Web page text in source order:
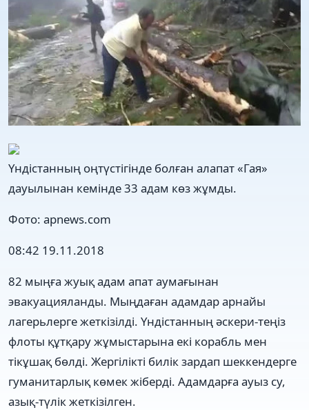
Үндістанның оңтүстігінде болған алапат «Гая»
дауылынан кемінде 33 адам көз жұмды.
Фото: apnews.com
08:42 19.11.2018
82 мыңға жуық адам апат аумағынан
эвакуацияланды. Мыңдаған адамдар арнайы
лагерьлерге жеткізілді. Үндістанның әскери-теңіз
флоты құтқару жұмыстарына екі корабль мен
тікұшақ бөлді. Жергілікті билік зардап шеккендерге
гуманитарлық көмек жіберді. Адамдарға ауыз су,
азық-түлік жеткізілген.